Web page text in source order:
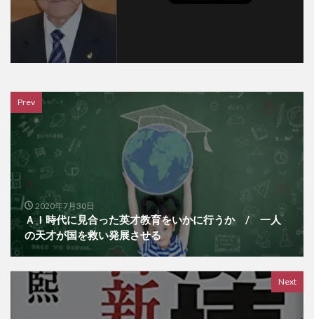
Prev
2020年7月30日
ＡＩ時代に見合った英才教育をいかに行うか / 一人
の天才が国を救い発展させる
Next